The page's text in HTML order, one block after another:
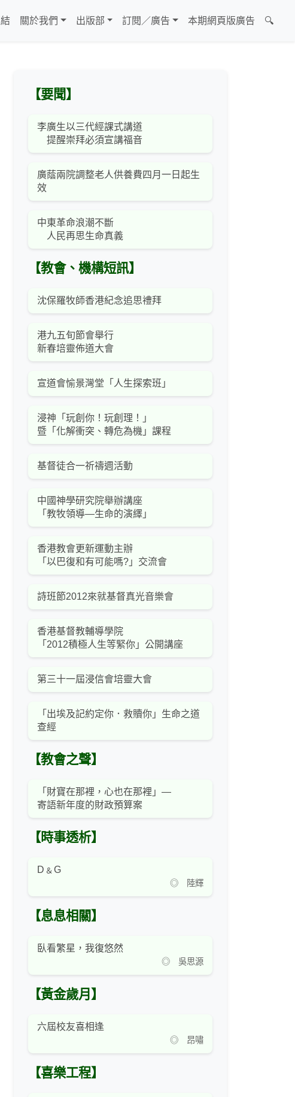
關於我們 出版部 訂閱／廣告 本期網頁版廣告 🔍
【要聞】
李廣生以三代經課式講道
提醒崇拜必須宣講福音
廣蔭兩院調整老人供養費四月一日起生
效
中東革命浪潮不斷
人民再思生命真義
【教會、機構短訊】
沈保羅牧師香港紀念追思禮拜
港九五旬節會舉行
新春培靈佈道大會
宣道會愉景灣堂「人生探索班」
浸神「玩創你！玩創理！」
暨「化解衝突、轉危為機」課程
基督徒合一祈禱週活動
中國神學研究院舉辦講座
「教牧領導—生命的演繹」
香港教會更新運動主辦
「以巴復和有可能嗎?」交流會
詩班節2012來就基督真光音樂會
香港基督教輔導學院
「2012積極人生等緊你」公開講座
第三十一屆浸信會培靈大會
「出埃及記約定你．救贖你」生命之道
查經
【教會之聲】
「財寶在那裡，心也在那裡」—
寄語新年度的財政預算案
【時事透析】
D﹠G
◎ 陸輝
【息息相關】
臥看繁星，我復悠然
◎ 吳思源
【黃金歲月】
六屆校友喜相逢
◎ 昂嘯
【喜樂工程】